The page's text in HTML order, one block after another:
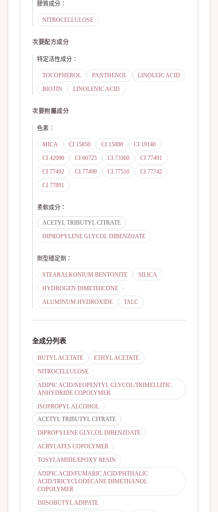
膠質成分 ：
NITROCELLULOSE
次要配方成分
特定活性成分 ：
TOCOPHEROL PANTHENOL
LINOLEIC ACID
BIOTIN
LINOLENIC ACID
次要附屬成分
色素 ：
MICA CI 15850 CI 15880
CI 19140
CI 42090
CI 60725 CI 73360
CI 77491
CI 77492
CI 77499 CI 77510
CI 77742
CI 77891
柔軟成分 ：
ACETYL TRIBUTYL CITRATE
DIPROPYLENE GLYCOL DIBENZOATE
劑型穩定劑 ：
STEARALKONIUM BENTONITE
SILICA
HYDROGEN DIMETHICONE
ALUMINUM HYDROXIDE
TALC
全成分列表
BUTYL ACETATE
ETHYL ACETATE
NITROCELLULOSE
ADIPIC ACID/NEOPENTYL GLYCOL/TRIMELLITIC
ANHYDRIDE COPOLYMER
ISOPROPYL ALCOHOL
ACETYL TRIBUTYL CITRATE
DIPROPYLENE GLYCOL DIBENZOATE
ACRYLATES COPOLYMER
TOSYLAMIDE/EPOXY RESIN
ADIPIC ACID/FUMARIC ACID/PHTHALIC
ACID/TRICYCLODECANE DIMETHANOL
COPOLYMER
DIISOBUTYL ADIPATE